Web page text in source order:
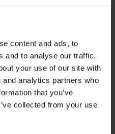
content and ads, to
and to analyse our traffic.
your use of our site with
analytics partners who
that you’ve
collected from your use
Sale -70%
-20 % GET20